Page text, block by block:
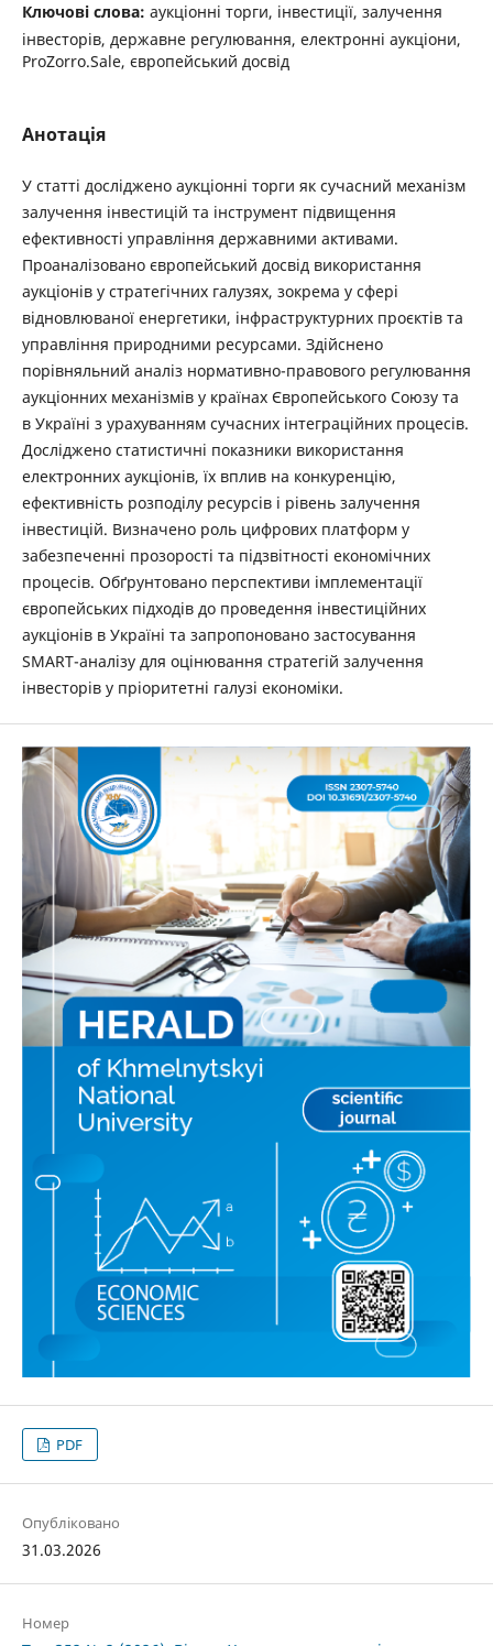
Ключові слова: аукціонні торги, інвестиції, залучення
інвесторів, державне регулювання, електронні аукціони,
ProZorro.Sale, європейський досвід
Анотація
У статті досліджено аукціонні торги як сучасний механізм
залучення інвестицій та інструмент підвищення
ефективності управління державними активами.
Проаналізовано європейський досвід використання
аукціонів у стратегічних галузях, зокрема у сфері
відновлюваної енергетики, інфраструктурних проєктів та
управління природними ресурсами. Здійснено
порівняльний аналіз нормативно-правового регулювання
аукціонних механізмів у країнах Європейського Союзу та
в Україні з урахуванням сучасних інтеграційних процесів.
Досліджено статистичні показники використання
електронних аукціонів, їх вплив на конкуренцію,
ефективність розподілу ресурсів і рівень залучення
інвестицій. Визначено роль цифрових платформ у
забезпеченні прозорості та підзвітності економічних
процесів. Обґрунтовано перспективи імплементації
європейських підходів до проведення інвестиційних
аукціонів в Україні та запропоновано застосування
SMART-аналізу для оцінювання стратегій залучення
інвесторів у пріоритетні галузі економіки.
PDF
Опубліковано
31.03.2026
Номер